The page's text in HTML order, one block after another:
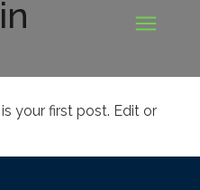
your first post. Edit or